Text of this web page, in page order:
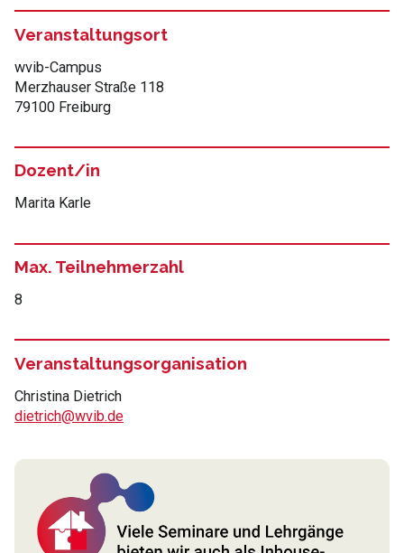
Veranstaltungsort
wvib-Campus
Merzhauser Straße 118
79100 Freiburg
Dozent/in
Marita Karle
Max. Teilnehmerzahl
8
Veranstaltungsorganisation
Christina Dietrich
dietrich@wvib.de